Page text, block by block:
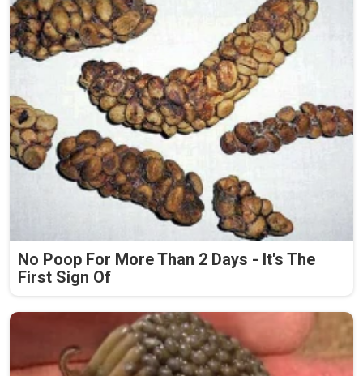
No Poop For More Than 2 Days - It's The
First Sign Of